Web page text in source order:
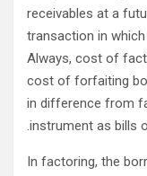
receivables at a
transaction in
Always, cost of
cost of forfaiting
in difference from
instrument as bills
In factoring, the